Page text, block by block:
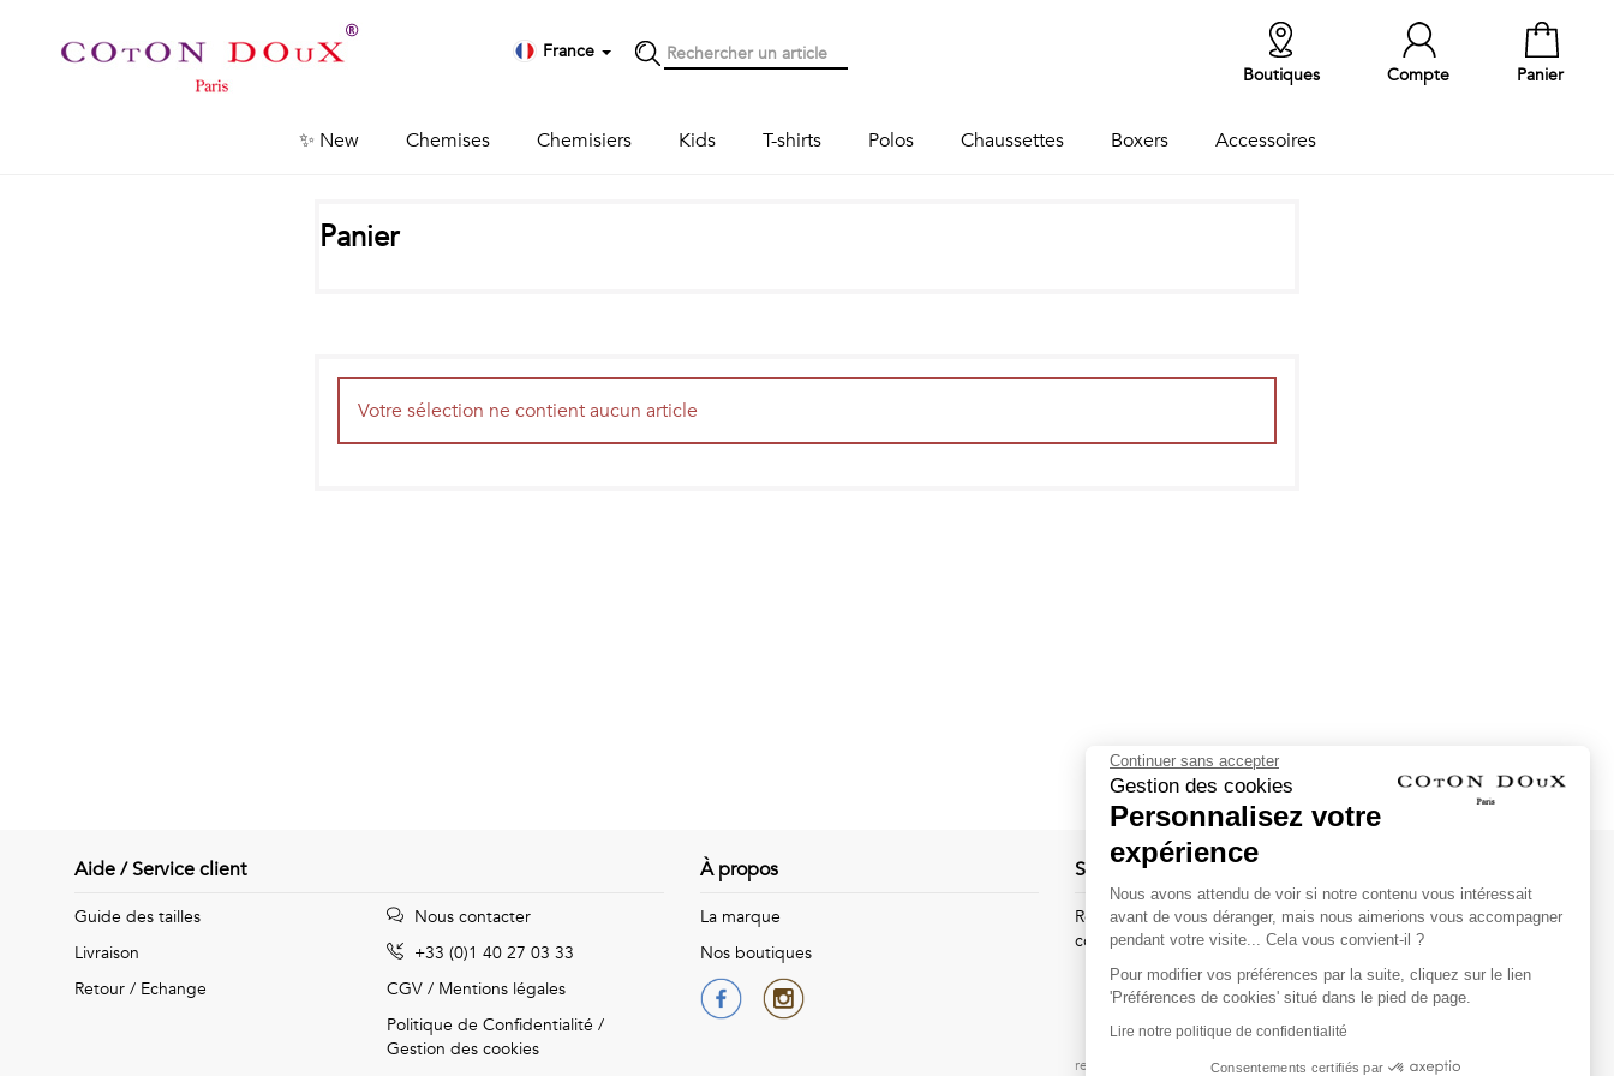
France
Panier
Compte
Boutiques
✨ New Chemises Chemisiers Kids T-shirts Polos Chaussettes Boxers Accessoires
Panier
Votre sélection ne contient aucun article
Aide / Service client
Guide des tailles
Livraison
Retour / Echange
Nous contacter
+33 (0)1 40 27 03 33
CGV / Mentions légales
Politique de Confidentialité /
Gestion des cookies
À propos
La marque
Nos boutiques
Suivez-nous !
Recevez par email l'actualité de Coton Doux : nouvelles
collections, remises spéciales et ventes privées...
OK
reCAPTCHA and the Google
Continuer sans accepter
Gestion des cookies
Personnalisez votre
expérience
Nous avons attendu de voir si notre contenu vous intéressait
avant de vous déranger, mais nous aimerions vous accompagner
pendant votre visite... Cela vous convient-il ?
Pour modifier vos préférences par la suite, cliquez sur le lien
'Préférences de cookies' situé dans le pied de page.
Lire notre politique de confidentialité
Consentements certifiés par